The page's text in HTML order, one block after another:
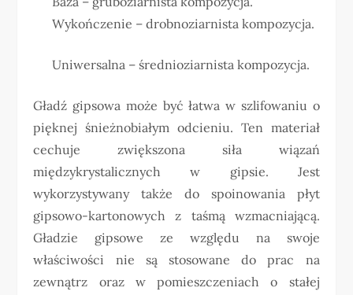
Wykończenie – drobnoziarnista kompozycja.
Uniwersalna – średnioziarnista kompozycja.
Gładź gipsowa może być łatwa w szlifowaniu o
pięknej śnieżnobiałym odcieniu. Ten materiał
cechuje zwiększona siła wiązań
międzykrystalicznych w gipsie. Jest
wykorzystywany także do spoinowania płyt
gipsowo-kartonowych z taśmą wzmacniającą.
Gładzie gipsowe ze względu na swoje
właściwości nie są stosowane do prac na
zewnątrz oraz w pomieszczeniach o stałej